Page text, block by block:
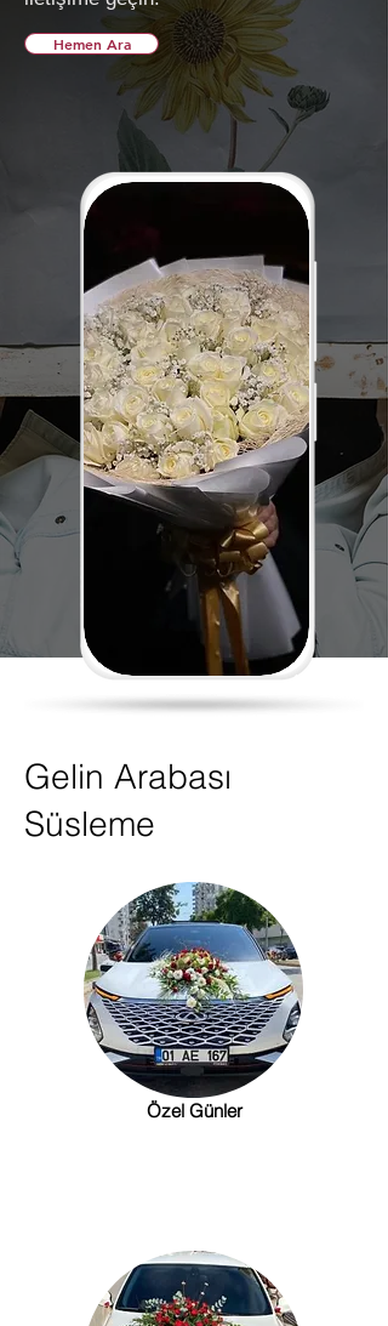
Hemen Ara
Gelin Arabası
Süsleme
Özel Günler